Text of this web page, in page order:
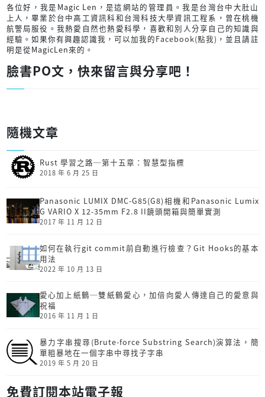
各位好，我是Magic Len，是這網站的管理員。我是台灣台中大肚山
上人，畢業於台中高工資訊科和台灣科技大學資訊工程系，曾在桃機
航警局服役。我熱愛自然也熱愛科學，喜歡和別人分享自己的知識與
經驗。如果你有興趣認識我，可以加我的Facebook(點我) ，並且請註
明是從MagicLen來的。
臉書PO文，快來留言與分享吧！
隨機文章
Rust 學習之路─第十五章：智慧型指標
2018 年 6 月 25 日
Panasonic LUMIX DMC-G85(G8)相機和Panasonic Lumix
G VARIO X 12-35mm F2.8 II鏡頭開箱與簡單實測
2017 年 11 月 12 日
如何在執行git commit前自動進行檢查？Git Hooks的基本
用法
2022 年 10 月 13 日
愛心加上紙鶴─雙紙鶴愛心，加倍向愛人傳達自己的愛意與
祝福
2016 年 11 月 1 日
暴力字串搜尋(Brute-force Substring Search)演算法，簡
單粗暴地在一個字串中尋找子字串
2019 年 5 月 20 日
免費訂閱本站電子報